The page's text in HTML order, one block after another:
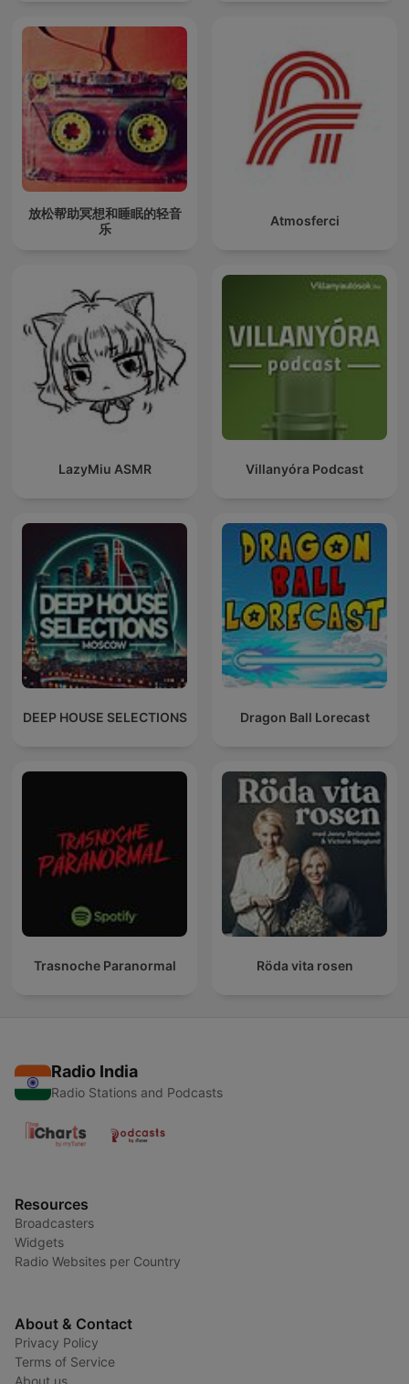
放松帮助冥想和睡眠的轻音
乐
Atmosferci
LazyMiu ASMR Villanyóra Podcast
DEEP HOUSE SELECTIONS Dragon Ball Lorecast
Trasnoche Paranormal Röda vita rosen
Radio India
Radio Stations and Podcasts
Resources
Broadcasters
Widgets
Radio Websites per Country
About & Contact
Privacy Policy
Terms of Service